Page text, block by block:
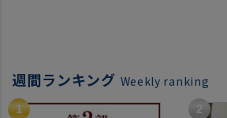
週間ランキング Weekly ranking